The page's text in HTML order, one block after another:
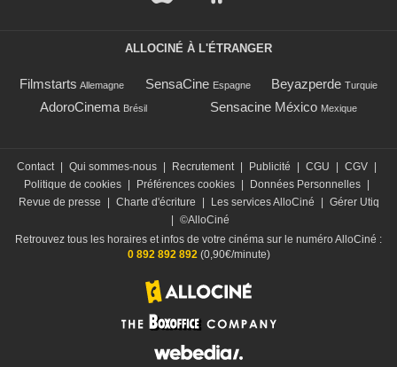
ALLOCINÉ À L'ÉTRANGER
Filmstarts Allemagne SensaCine Espagne Beyazperde Turquie
AdoroCinema Brésil Sensacine México Mexique
Contact Qui sommes-nous Recrutement Publicité CGU CGV
Politique de cookies
Préférences cookies Données Personnelles
Revue de presse
Charte d'écriture Les services AlloCiné
Gérer Utiq
©AlloCiné
Retrouvez tous les horaires et infos de votre cinéma sur le numéro AlloCiné :
0 892 892 892(0,90€/minute)